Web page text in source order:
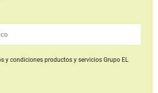
y condiciones productos y serviciosGrupo EL